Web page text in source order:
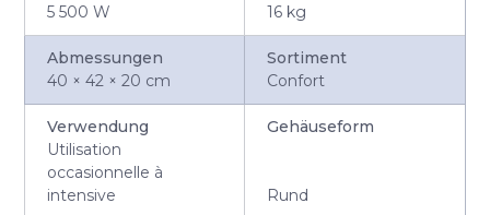
5 500 W
16 kg
Abmessungen
40 × 42 × 20 cm
Sortiment
Confort
Verwendung
Utilisation
occasionnelle à
intensive
Gehäuseform
Rund